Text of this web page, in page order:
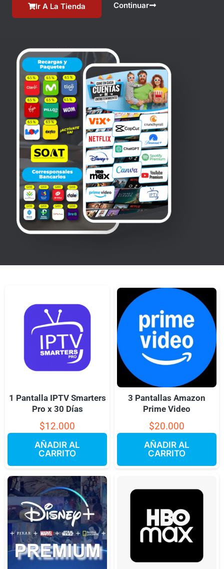
Ir A La Tienda Continuar
1 Pantalla IPTV Smarters
Pro x 30 Días
$12.000
AÑADIR AL
CARRITO
3 Pantallas Amazon
Prime Video
$20.000
AÑADIR AL
CARRITO